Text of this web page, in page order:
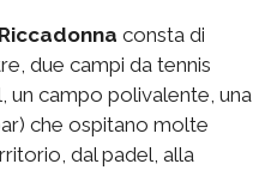
Riccadonna consta di
due campi da tennis
un campo polivalente, una
che ospitano molte
dal padel, alla